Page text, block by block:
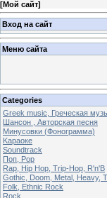
[Мой сайт]
Вход на сайт
Меню сайта
Categories
Greek music, Греческая
Шансон , Авторская песня
Минусовки (Фонограмма)
Kараоке
Soundtrack
Поп, Pop
Rap, Hip Hop, Trip-Hop, R'n'B
Gothic, Doom, Metal, Heavy,
Folk, Ethnic Rock
Rock